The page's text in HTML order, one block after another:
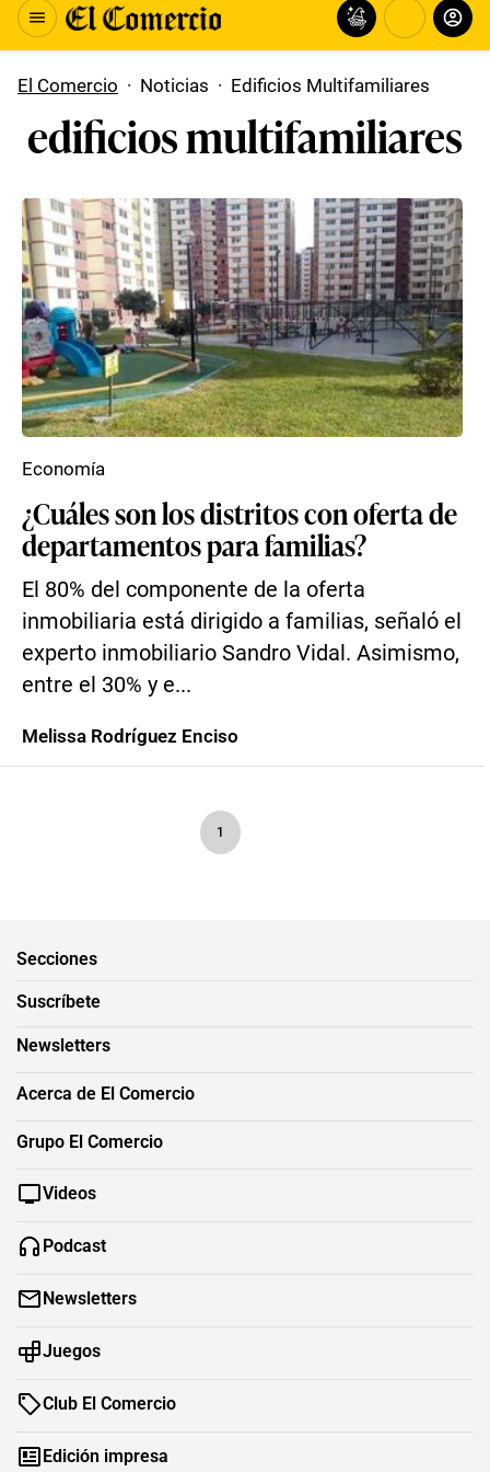
El Comercio · Noticias · Edificios Multifamiliares
edificios multifamiliares
¿Cuáles son los distritos con oferta de
departamentos para familias?
El 80% del componente de la oferta
inmobiliaria está dirigido a familias, señaló el
experto inmobiliario Sandro Vidal. Asimismo,
entre el 30% y e...
Economía
Melissa Rodríguez Enciso
1
Secciones
Suscríbete
Newsletters
Acerca de El Comercio
Grupo El Comercio
Videos
Podcast
Newsletters
Juegos
Club El Comercio
Edición impresa